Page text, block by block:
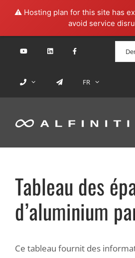
⚠️ Hosting plan for this site has
avoid service
FR
Tableau des
d’aluminium
Ce tableau fournit des